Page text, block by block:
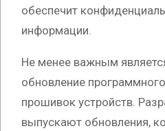
обеспечит
информации.
Не менее важным
обновление
прошивок устройств.
выпускают обновления,